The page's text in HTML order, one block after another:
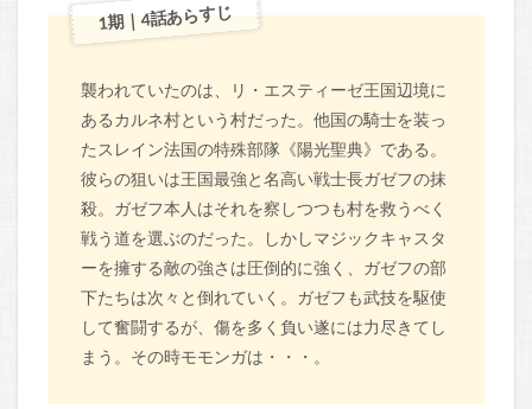
1期｜4話あらすじ
襲われていたのは、リ・エスティーゼ王国辺境に
あるカルネ村という村だった。他国の騎士を装っ
たスレイン法国の特殊部隊《陽光聖典》である。
彼らの狙いは王国最強と名高い戦士長ガゼフの抹
殺。ガゼフ本人はそれを察しつつも村を救うべく
戦う道を選ぶのだった。しかしマジックキャスタ
ーを擁する敵の強さは圧倒的に強く、ガゼフの部
下たちは次々と倒れていく。ガゼフも武技を駆使
して奮闘するが、傷を多く負い遂には力尽きてし
まう。その時モモンガは・・・。